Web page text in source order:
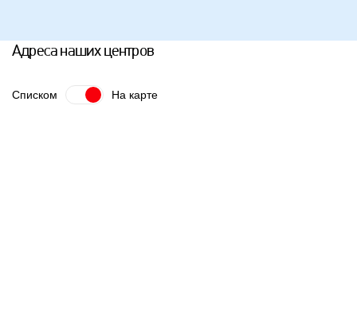
Адреса наших центров
Списком На карте